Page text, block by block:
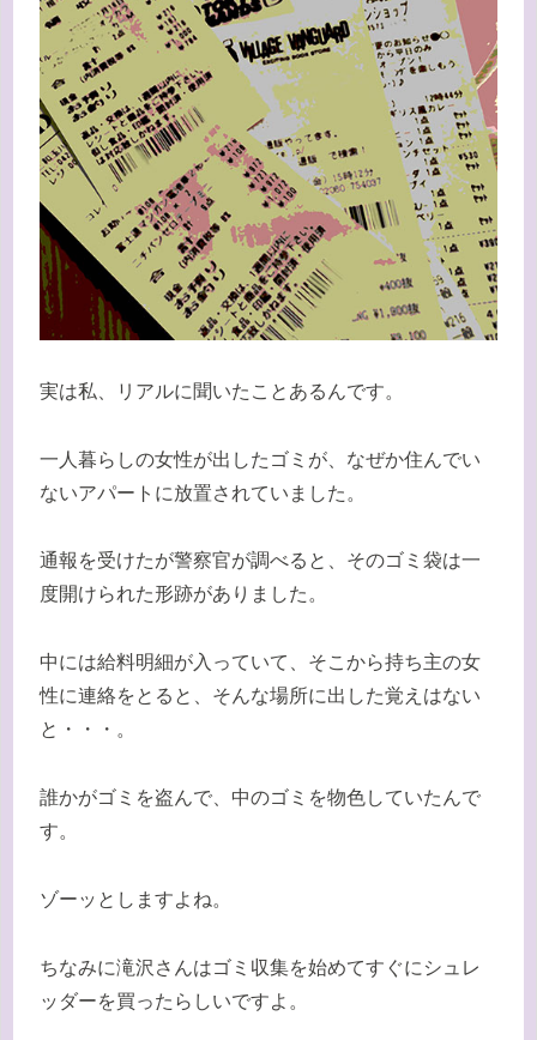
実は私、リアルに聞いたことあるんです。
一人暮らしの女性が出したゴミが、なぜか住んでい
ないアパートに放置されていました。
通報を受けたが警察官が調べると、そのゴミ袋は一
度開けられた形跡がありました。
中には給料明細が入っていて、そこから持ち主の女
性に連絡をとると、そんな場所に出した覚えはない
と・・・。
誰かがゴミを盗んで、中のゴミを物色していたんで
す。
ゾーッとしますよね。
ちなみに滝沢さんはゴミ収集を始めてすぐにシュレ
ッダーを買ったらしいですよ。